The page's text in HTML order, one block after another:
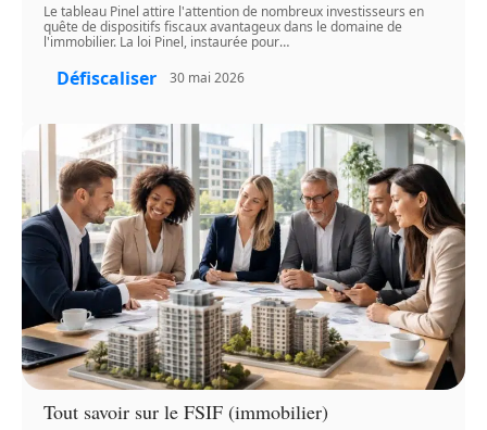
Le tableau Pinel attire l'attention de nombreux investisseurs en
quête de dispositifs fiscaux avantageux dans le domaine de
l'immobilier. La loi Pinel, instaurée pour…
Défiscaliser 30 mai 2026
Tout savoir sur le FSIF (immobilier)